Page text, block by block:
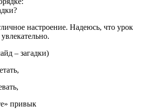
настроение. Надеюсь, что урок
– загадки)
привык